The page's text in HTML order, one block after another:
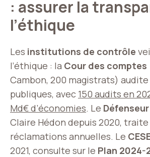
: assurer la
l’éthique
Les institutions de contrôle
l’éthique : la Cour des comptes
Cambon, 200 magistrats)
publiques, avec 150 audits en
Md€ d’économies. Le
Claire Hédon depuis 2020, traite
réclamations annuelles. Le
2021, consulte sur le Plan 2024-